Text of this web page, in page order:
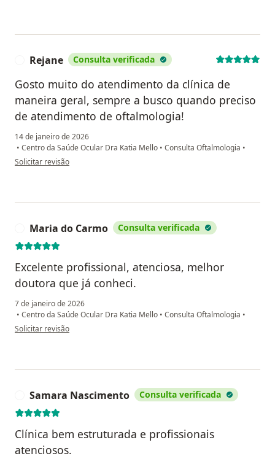
Rejane Consulta verificada
Gosto muito do atendimento da clínica de
maneira geral, sempre a busco quando preciso
de atendimento de oftalmologia!
14 de janeiro de 2026
• Centro da Saúde Ocular Dra Katia Mello • Consulta Oftalmologia •
na opinião do utilizador Rejane
Solicitar revisão
Maria do Carmo Consulta verificada
Excelente profissional, atenciosa, melhor
doutora que já conheci.
7 de janeiro de 2026
• Centro da Saúde Ocular Dra Katia Mello • Consulta Oftalmologia •
na opinião do utilizador Maria do Carmo
Solicitar revisão
Samara Nascimento Consulta verificada
Clínica bem estruturada e profissionais
atenciosos.